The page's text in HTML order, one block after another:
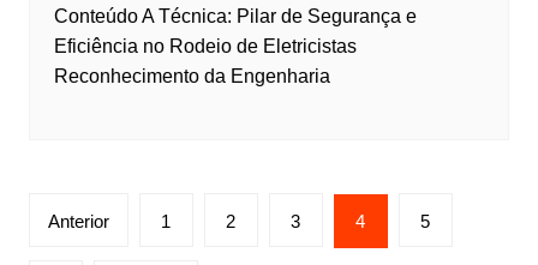
Conteúdo A Técnica: Pilar de Segurança e
Eficiência no Rodeio de Eletricistas
Reconhecimento da Engenharia
Anterior 1 2 3 4 5